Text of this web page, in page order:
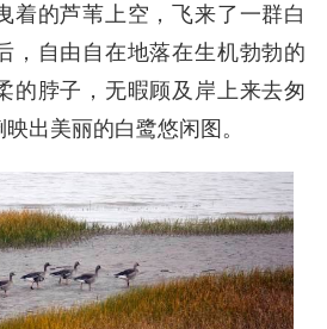
着的芦苇上空，飞来了一群白
，自由自在地落在生机勃勃的
的脖子，无暇顾及岸上来去匆
出美丽的白鹭悠闲图。